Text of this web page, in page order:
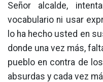
Señor alcalde,
vocabulario ni usar
lo ha hecho usted en
donde una vez más,
pueblo en contra de
absurdas y cada vez